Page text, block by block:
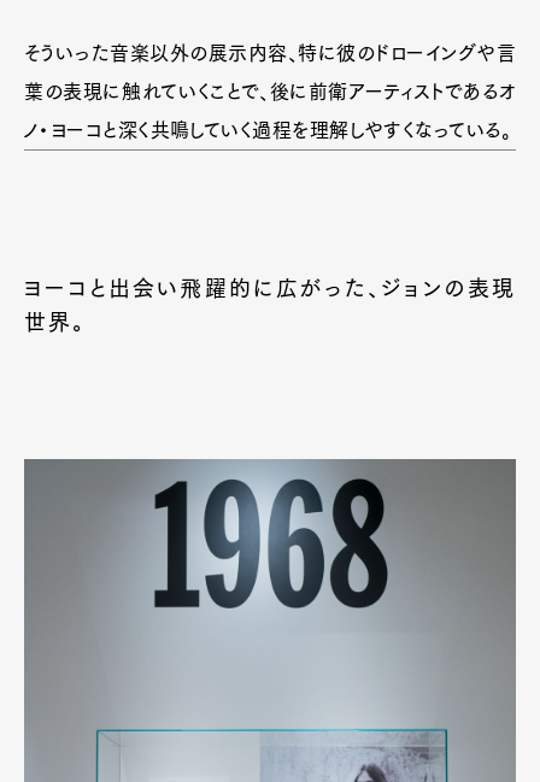
そういった音楽以外の展示内容、特に彼のドローイングや言
葉の表現に触れていくことで、後に前衛アーティストであるオ
ノ・ヨーコと深く共鳴していく過程を理解しやすくなっている。
ヨーコと出会い飛躍的に広がった、ジョンの表現
世界。